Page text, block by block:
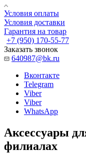
Условия оплаты
Условия доставки
Гарантия на товар
+7 (950) 170-55-77
Заказать звонок
640987@bk.ru
Вконтакте
Telegram
Viber
Viber
WhatsApp
Аксессуары
филиалах